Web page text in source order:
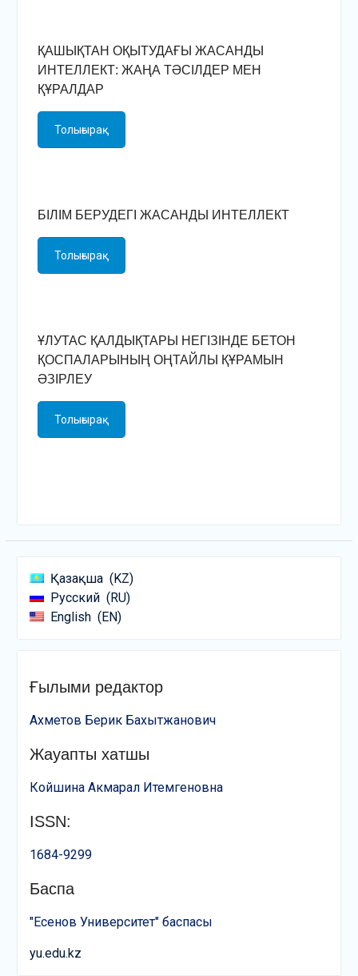
ҚАШЫҚТАН ОҚЫТУДАҒЫ ЖАСАНДЫ
ИНТЕЛЛЕКТ: ЖАҢА ТӘСІЛДЕР МЕН
ҚҰРАЛДАР
Толығырақ
БІЛІМ БЕРУДЕГІ ЖАСАНДЫ ИНТЕЛЛЕКТ
Толығырақ
ҰЛУТАС ҚАЛДЫҚТАРЫ НЕГІЗІНДЕ БЕТОН
ҚОСПАЛАРЫНЫҢ ОҢТАЙЛЫ ҚҰРАМЫН
ӘЗІРЛЕУ
Толығырақ
Қазақша
KZ
Русский
RU
English
EN
Ғылыми редактор
Ахметов Берик Бахытжанович
Жауапты хатшы
Койшина Акмарал Итемгеновна
ISSN:
1684-9299
Баспа
"Есенов Университет" баспасы
yu.edu.kz